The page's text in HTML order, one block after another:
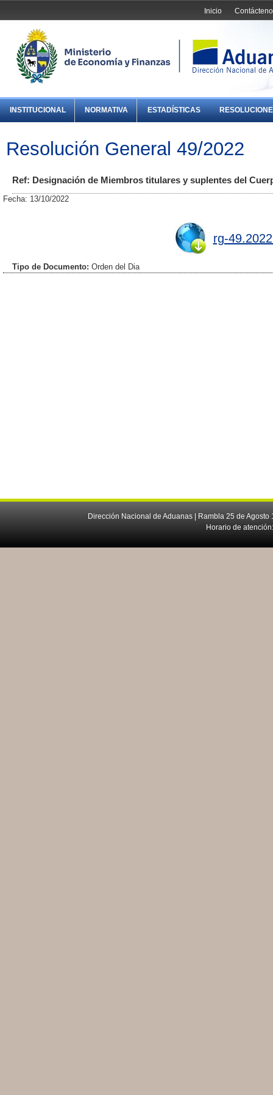
Inicio
INSTITUCIONAL NORMATIVA ESTADÍSTICAS
Resolución General 49/2022
Ref: Designación de Miembros titulares y suplentes del
Fecha: 13/10/2022
rg-
Tipo de Documento: Orden del Dia
Dirección Nacional de Aduanas | Rambla 25 de
Horario de